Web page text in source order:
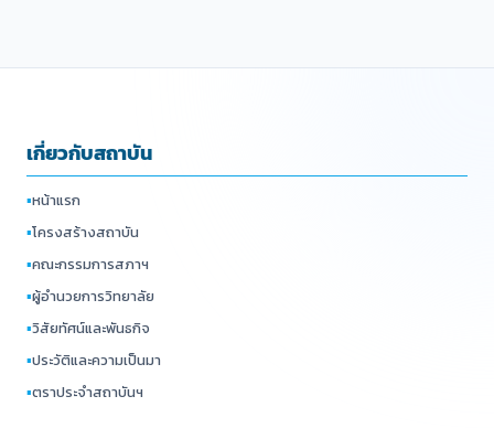
เกี่ยวกับสถาบัน
▪หน้าแรก
▪โครงสร้างสถาบัน
▪คณะกรรมการสภาฯ
▪ผู้อำนวยการวิทยาลัย
▪วิสัยทัศน์และพันธกิจ
▪ประวัติและความเป็นมา
▪ตราประจำสถาบันฯ